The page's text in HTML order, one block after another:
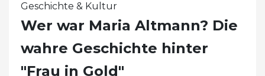
Geschichte & Kultur
Wer war Maria Altmann? Die
wahre Geschichte hinter
"Frau in Gold"